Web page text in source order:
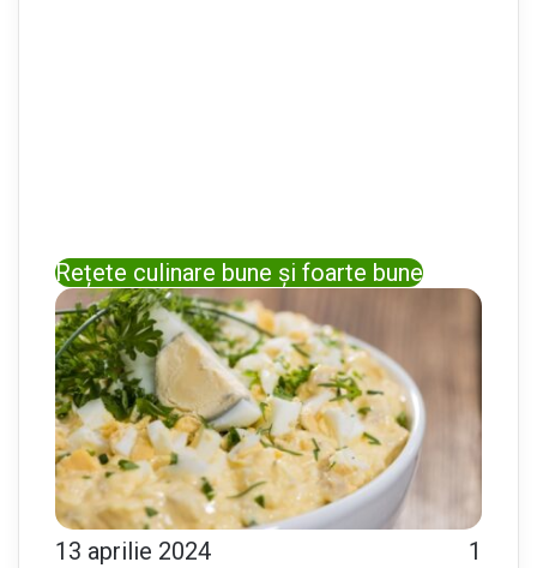
Rețete culinare bune și foarte bune
13 aprilie 2024 1